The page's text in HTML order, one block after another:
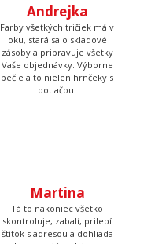
zásoby a pripravuje všetky
Vaše objednávky. Výborne
pečie a to nielen hrnčeky s
potlačou.
štítok s adresou a dohliada
aby to kuriér odviezol.